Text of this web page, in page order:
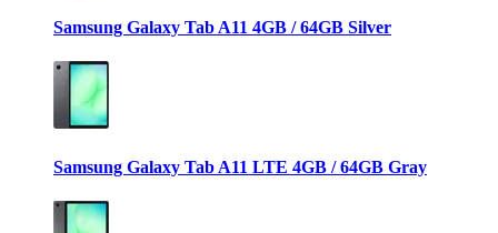
Samsung Galaxy Tab A11 4GB / 64GB Silver
Samsung Galaxy Tab A11 LTE 4GB / 64GB Gray